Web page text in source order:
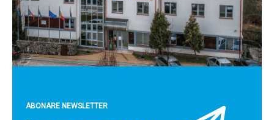
ABONARE NEWSLETTER